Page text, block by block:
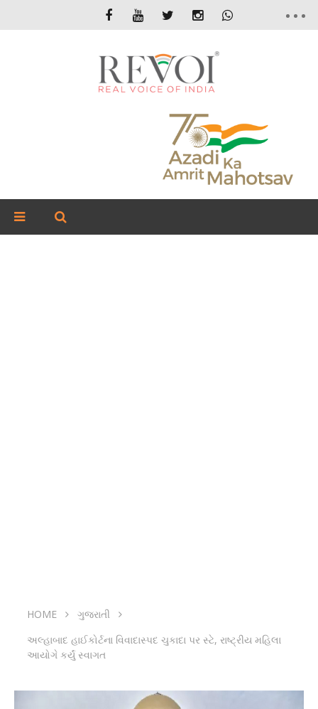
HOME
ગુજરાતી
અલ્હાબાદ હાઈકોર્ટના વિવાદાસ્પદ ચુકાદા પર સ્ટે, રાષ્ટ્રીય મહિલા
આયોગે કર્યું સ્વાગત